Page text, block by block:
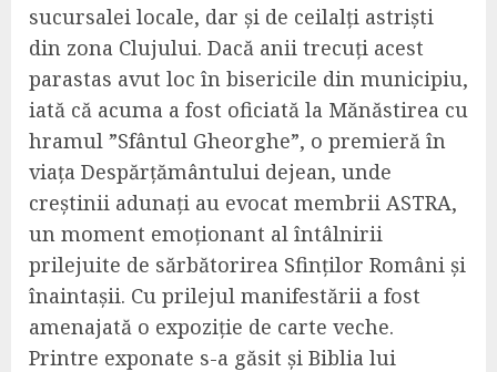
sucursalei locale, dar și de ceilalți astriști
din zona Clujului. Dacă anii trecuți acest
parastas avut loc în bisericile din municipiu,
iată că acuma a fost oficiată la Mănăstirea cu
hramul ”Sfântul Gheorghe”, o premieră în
viața Despărțământului dejean, unde
creștinii adunați au evocat membrii ASTRA,
un moment emoționant al întâlnirii
prilejuite de sărbătorirea Sfinților Români și
înaintașii. Cu prilejul manifestării a fost
amenajată o expoziție de carte veche.
Printre exponate s-a găsit și Biblia lui